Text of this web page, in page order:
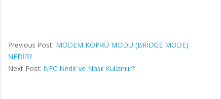
Previous Post: MODEM KÖPRÜ MODU (BRİDGE MODE)
NEDİR?
Next Post: NFC Nedir ve Nasıl Kullanılır?